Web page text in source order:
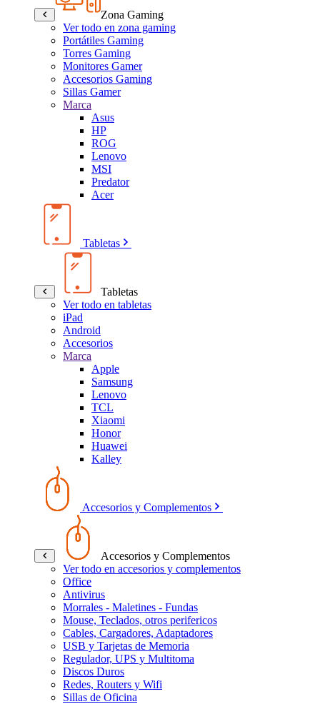
Zona Gaming
Ver todo en zona gaming
Portátiles Gaming
Torres Gaming
Monitores Gamer
Accesorios Gaming
Sillas Gamer
Marca
Asus
HP
ROG
Lenovo
MSI
Predator
Acer
Tabletas
Tabletas
Ver todo en tabletas
iPad
Android
Accesorios
Marca
Apple
Samsung
Lenovo
TCL
Xiaomi
Honor
Huawei
Kalley
Accesorios y Complementos
Accesorios y Complementos
Ver todo en accesorios y complementos
Office
Antivirus
Morrales - Maletines - Fundas
Mouse, Teclados, otros perifericos
Cables, Cargadores, Adaptadores
USB y Tarjetas de Memoria
Regulador, UPS y Multitoma
Discos Duros
Redes, Routers y Wifi
Sillas de Oficina